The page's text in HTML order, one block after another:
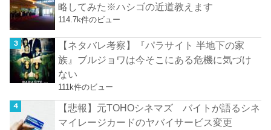
略してみた※ハシゴの近道教えます
114.7k件のビュー
【ネタバレ考察】『パラサイト 半地下の家
族』ブルジョワは今そこにある危機に気づけ
ない
111k件のビュー
【悲報】元TOHOシネマズ バイトが語るシネ
マイレージカードのヤバイサービス変更